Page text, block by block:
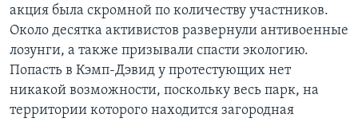
акция была скромной по количеству участников.
Около десятка активистов развернули антивоенные
лозунги, а также призывали спасти экологию.
Попасть в Кэмп-Дэвид у протестующих нет
никакой возможности, поскольку весь парк, на
территории которого находится загородная